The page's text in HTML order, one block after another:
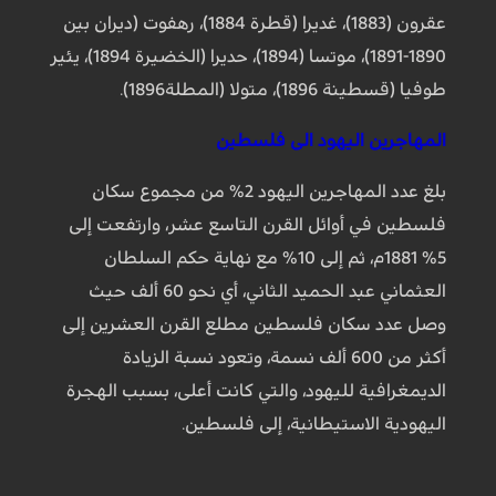
عقرون (1883)، غديرا (قطرة 1884)، رهفوت (ديران بين
1890-1891)، موتسا (1894)، حديرا (الخضيرة 1894)، يئير
طوفيا (قسطينة 1896)، متولا (المطلة1896).
المهاجرين اليهود الى فلسطين
بلغ عدد المهاجرين اليهود 2% من مجموع سكان
فلسطين في أوائل القرن التاسع عشر، وارتفعت إلى
5% 1881م، ثم إلى 10% مع نهاية حكم السلطان
العثماني عبد الحميد الثاني، أي نحو 60 ألف حيث
وصل عدد سكان فلسطين مطلع القرن العشرين إلى
أكثر من 600 ألف نسمة، وتعود نسبة الزيادة
الديمغرافية لليهود، والتي كانت أعلى، بسبب الهجرة
اليهودية الاستيطانية، إلى فلسطين.